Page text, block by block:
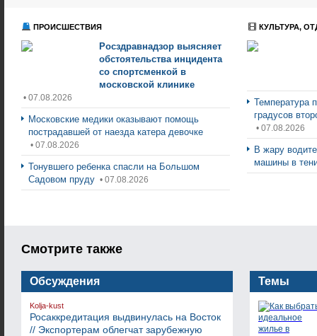
ПРОИСШЕСТВИЯ
Росздравнадзор выясняет
обстоятельства инцидента
со спортсменкой в
московской клинике
• 07.08.2026
Московские медики оказывают помощь
пострадавшей от наезда катера девочке
• 07.08.2026
Тонувшего ребенка спасли на Большом
Садовом пруду • 07.08.2026
КУЛЬТУРА,
Температура
градусов
• 07.08.2026
В жару
машины в
Смотрите также
Обсуждения
Kolja-kust
Росаккредитация выдвинулась на Восток
// Экспортерам облегчат зарубежную
Темы